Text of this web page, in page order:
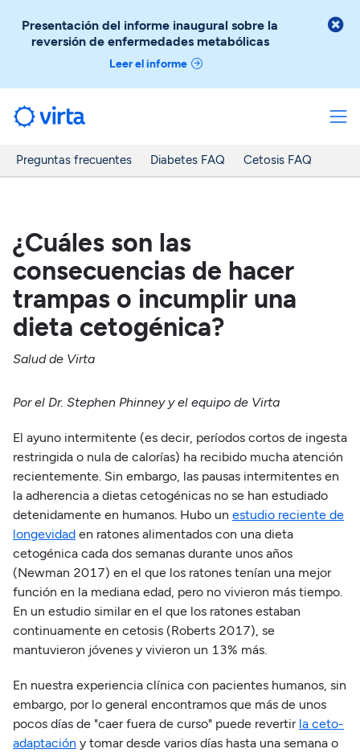
Presentación del informe inaugural sobre la
reversión de enfermedades metabólicas
Leer el informe

Preguntas frecuentes Diabetes FAQ Cetosis FAQ
¿Cuáles son las
consecuencias de hacer
trampas o incumplir una
dieta cetogénica?
Salud de Virta
Por el Dr. Stephen Phinney y el equipo de Virta
El ayuno intermitente (es decir, períodos cortos de ingesta
restringida o nula de calorías) ha recibido mucha atención
recientemente. Sin embargo, las pausas intermitentes en
la adherencia a dietas cetogénicas no se han estudiado
detenidamente en humanos. Hubo un estudio reciente de
longevidaden ratones alimentados con una dieta
cetogénica cada dos semanas durante unos años
(Newman 2017) en el que los ratones tenían una mejor
función en la mediana edad, pero no vivieron más tiempo.
En un estudio similar en el que los ratones estaban
continuamente en cetosis (Roberts 2017), se
mantuvieron jóvenes y vivieron un 13% más.
En nuestra experiencia clínica con pacientes humanos, sin
embargo, por lo general encontramos que más de unos
pocos días de "caer fuera de curso" puede revertir la ceto-
adaptación y tomar desde varios días hasta una semana o